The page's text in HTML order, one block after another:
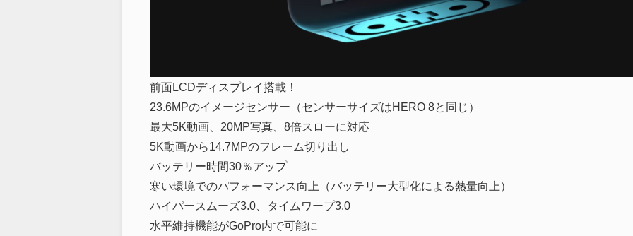
前面LCDディスプレイ搭載！
23.6MPのイメージセンサー（センサーサイズはHERO 8と同じ）
最大5K動画、20MP写真、8倍スローに対応
5K動画から14.7MPのフレーム切り出し
バッテリー時間30％アップ
寒い環境でのパフォーマンス向上（バッテリー大型化による熱量向上）
ハイパースムーズ3.0、タイムワープ3.0
水平維持機能がGoPro内で可能に